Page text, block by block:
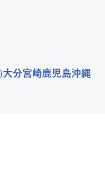
大分宮崎鹿児島沖縄